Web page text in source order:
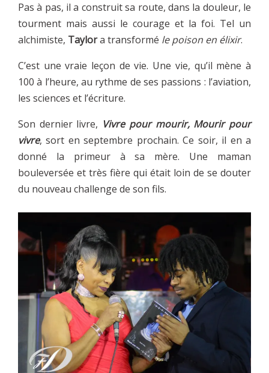
Pas à pas, il a construit sa route, dans la douleur, le
tourment mais aussi le courage et la foi. Tel un
alchimiste, Taylora transformé le poison en élixir.
C’est une vraie leçon de vie. Une vie, qu’il mène à
100 à l’heure, au rythme de ses passions : l’aviation,
les sciences et l’écriture.
Son dernier livre, Vivre pour mourir, Mourir pour
vivre, sort en septembre prochain. Ce soir, il en a
donné la primeur à sa mère. Une maman
bouleversée et très fière qui était loin de se douter
du nouveau challenge de son fils.